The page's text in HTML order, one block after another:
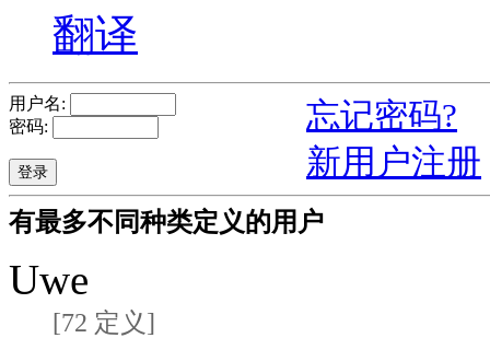
翻译
用户名:
密码:
忘记密码?
新用户注册
有最多不同种类定义的用户
Uwe
[72 定义]